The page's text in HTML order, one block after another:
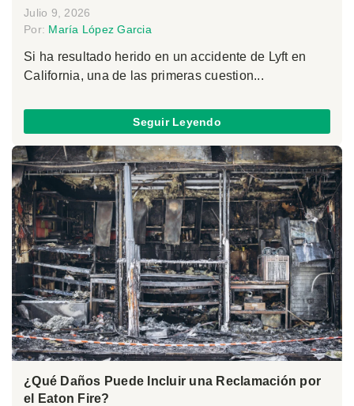
Julio 9, 2026
Por: María López Garcia
Si ha resultado herido en un accidente de Lyft en
California, una de las primeras cuestion...
Seguir Leyendo
¿Qué Daños Puede Incluir una Reclamación por
el Eaton Fire?